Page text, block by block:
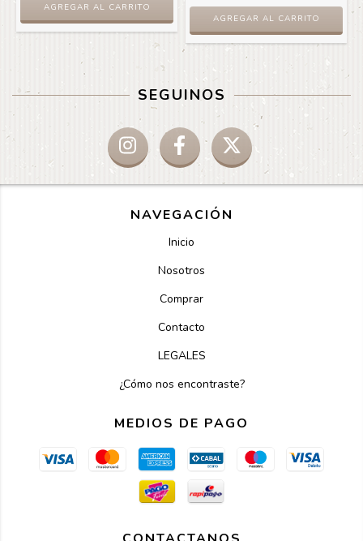
AGREGAR AL CARRITO
AGREGAR AL CARRITO
SEGUINOS
NAVEGACIÓN
Inicio
Nosotros
Comprar
Contacto
LEGALES
¿Cómo nos encontraste?
MEDIOS DE PAGO